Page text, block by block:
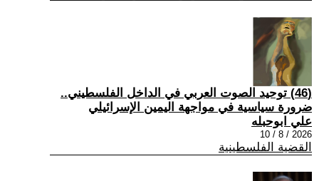
(46) توحيد الصوت العربي في الداخل الفلسطيني..
ضرورة سياسية في مواجهة اليمين الإسرائيلي
علي ابوحبله
2026 / 8 / 10
القضية الفلسطينية